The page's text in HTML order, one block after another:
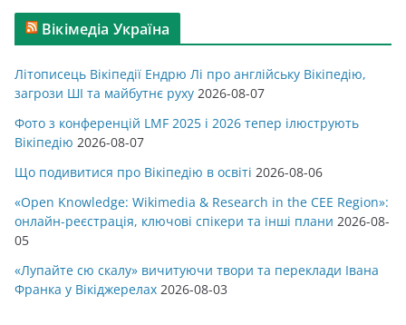
Вікімедіа Україна
Літописець Вікіпедії Ендрю Лі про англійську Вікіпедію,
загрози ШІ та майбутнє руху 2026-08-07
Фото з конференцій LMF 2025 і 2026 тепер ілюструють
Вікіпедію 2026-08-07
Що подивитися про Вікіпедію в освіті 2026-08-06
«Open Knowledge: Wikimedia & Research in the CEE Region»:
онлайн-реєстрація, ключові спікери та інші плани 2026-08-
05
«Лупайте сю скалу» вичитуючи твори та переклади Івана
Франка у Вікіджерелах 2026-08-03